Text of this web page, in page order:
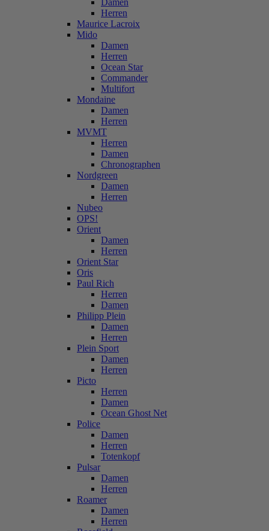
Damen
Herren
Maurice Lacroix
Mido
Damen
Herren
Ocean Star
Commander
Multifort
Mondaine
Damen
Herren
MVMT
Herren
Damen
Chronographen
Nordgreen
Damen
Herren
Nubeo
OPS!
Orient
Damen
Herren
Orient Star
Oris
Paul Rich
Herren
Damen
Philipp Plein
Damen
Herren
Plein Sport
Damen
Herren
Picto
Herren
Damen
Ocean Ghost Net
Police
Damen
Herren
Totenkopf
Pulsar
Damen
Herren
Roamer
Damen
Herren